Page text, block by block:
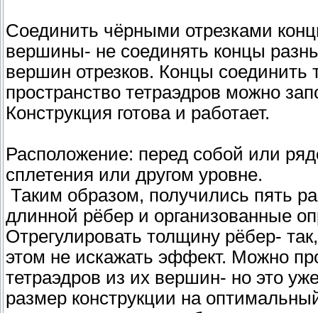
Соединить чёрными отрезками
вершины- не соединять концы
вершин отрезков. Концы соединить
пространство тетраэдров можно
Конструкция готова и работает.
Расположение: перед собой или
сплетения или другом уровне.
Таким образом, получились пять
длинной рёбер и организованные
Отрегулировать толщину рёбер-
этом не искажать эффект. Можно
тетраэдров из их вершин- но это
размер конструкции на